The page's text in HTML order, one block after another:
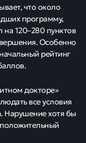
что около
программу,
120–280 пунктов
Особенно
рейтинг
докторе»
все условия
Нарушение хотя бы